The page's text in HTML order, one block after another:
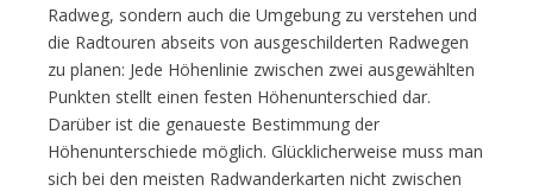
Radweg, sondern auch die Umgebung zu verstehen und
die Radtouren abseits von ausgeschilderten Radwegen
zu planen: Jede Höhenlinie zwischen zwei ausgewählten
Punkten stellt einen festen Höhenunterschied dar.
Darüber ist die genaueste Bestimmung der
Höhenunterschiede möglich. Glücklicherweise muss man
sich bei den meisten Radwanderkarten nicht zwischen